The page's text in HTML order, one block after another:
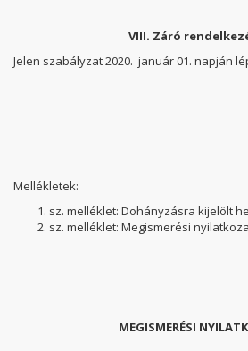
VIII. Záró
Jelen szabályzat 2020. január 01. napján
Mellékletek:
sz. melléklet: Dohányzásra kijelölt
sz. melléklet: Megismerési
MEGISMERÉSI